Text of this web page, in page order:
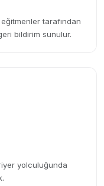
tarafından
bildirim sunulur.
yolculuğunda